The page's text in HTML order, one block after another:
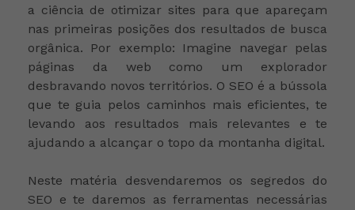
a ciência de otimizar sites para que apareçam
nas primeiras posições dos resultados de busca
orgânica. Por exemplo: Imagine navegar pelas
páginas da web como um explorador
desbravando novos territórios. O SEO é a bússola
que te guia pelos caminhos mais eficientes, te
levando aos resultados mais relevantes e te
ajudando a alcançar o topo da montanha digital.
Neste matéria desvendaremos os segredos do
SEO e te daremos as ferramentas necessárias